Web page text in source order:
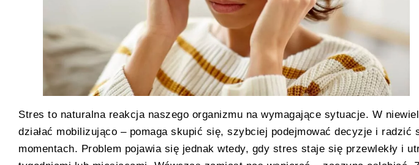
Stres to naturalna reakcja naszego organizmu na wymagające sytuacje. W
działać mobilizująco – pomaga skupić się, szybciej podejmować decyzje i radzić
momentach. Problem pojawia się jednak wtedy, gdy stres staje się przewlekły i